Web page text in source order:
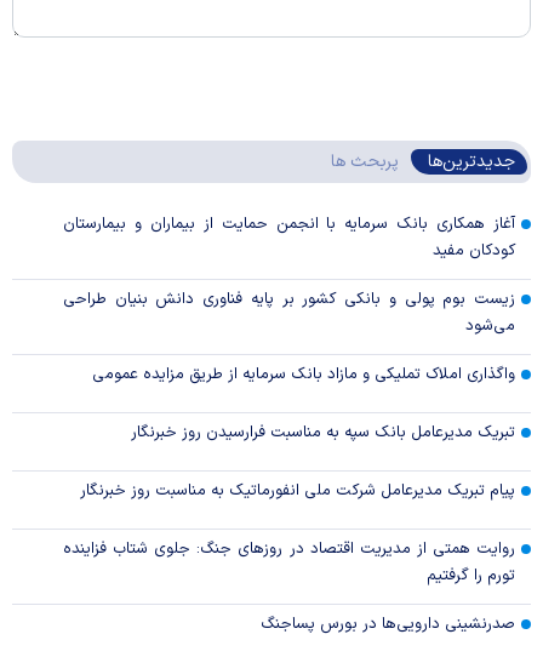
جدیدترین‌ها پربحث ها
آغاز همکاری بانک سرمایه با انجمن حمایت از بیماران و بیمارستان
کودکان مفید
زیست بوم پولی و بانکی کشور بر پایه فناوری دانش بنیان طراحی
می‌شود
واگذاری املاک تملیکی و مازاد بانک سرمایه از طریق مزایده عمومی
تبریک مدیرعامل بانک سپه به مناسبت فرارسیدن روز خبرنگار
پیام تبریک مدیرعامل شرکت ملی انفورماتیک به مناسبت روز خبرنگار
روایت همتی از مدیریت اقتصاد در روزهای جنگ: جلوی شتاب فزاینده
تورم را گرفتیم
صدرنشینی دارویی‌ها در بورس پساجنگ